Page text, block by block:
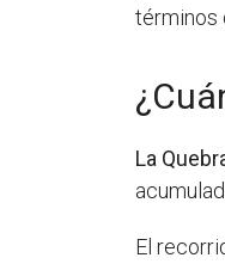
términos
La
El